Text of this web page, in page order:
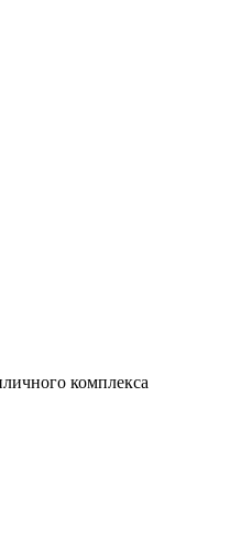
комплекса